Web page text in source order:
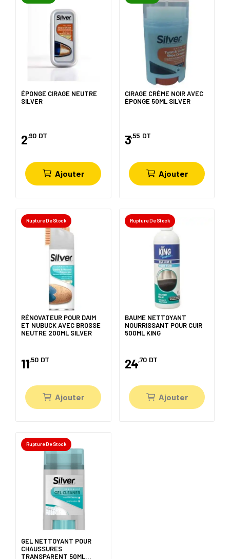
ÉPONGE CIRAGE NEUTRE
SILVER
2,90 DT
Ajouter
CIRAGE CRÈME NOIR AVEC
ÉPONGE 50ML SILVER
3,55 DT
Ajouter
Rupture De Stock
RÉNOVATEUR POUR DAIM
ET NUBUCK AVEC BROSSE
NEUTRE 200ML SILVER
11,50 DT
Ajouter
Rupture De Stock
BAUME NETTOYANT
NOURRISSANT POUR CUIR
500ML KING
24,70 DT
Ajouter
Rupture De Stock
GEL NETTOYANT POUR
CHAUSSURES
TRANSPARENT 50ML